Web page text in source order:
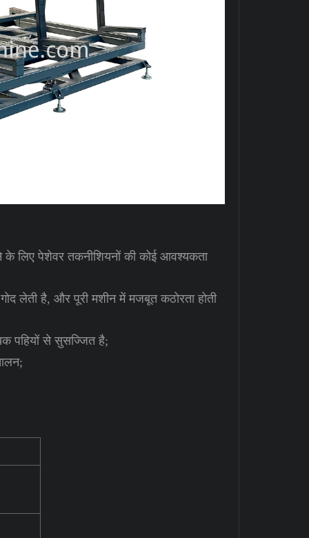
लिए पेशेवर तकनीशियनों की कोई आवश्यकता
लेती है, और पूरी मशीन में मजबूत कठोरता होती
पहियों से सुसज्जित है;